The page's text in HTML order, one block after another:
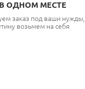
ОДНОМ МЕСТЕ
заказ под ваши нужды,
возьмем на себя